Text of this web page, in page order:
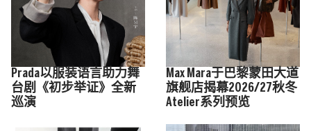
Prada以服装语言助力舞
台剧《初步举证》全新
巡演
Max Mara于巴黎蒙田大道
旗舰店揭幕2026/27秋冬
Atelier系列预览